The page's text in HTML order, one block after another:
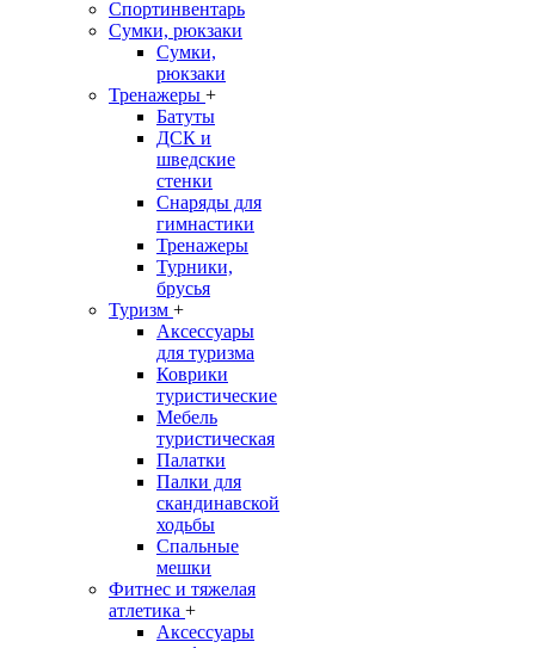
Спортинвентарь
Сумки, рюкзаки
Сумки,
рюкзаки
Тренажеры +
Батуты
ДСК и
шведские
стенки
Снаряды для
гимнастики
Тренажеры
Турники,
брусья
Туризм +
Аксессуары
для туризма
Коврики
туристические
Мебель
туристическая
Палатки
Палки для
скандинавской
ходьбы
Спальные
мешки
Фитнес и тяжелая
атлетика +
Аксессуары